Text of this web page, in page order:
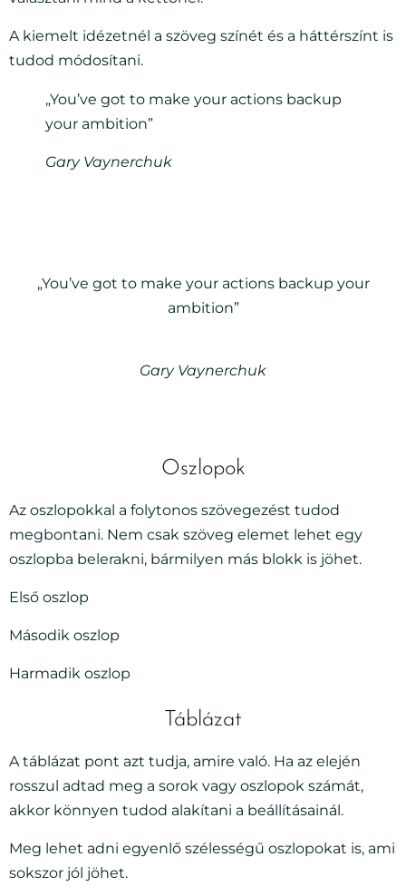
A kiemelt idézetnél a szöveg színét és a háttérszínt is
tudod módosítani.
„You’ve got to make your actions backup
your ambition”
Gary Vaynerchuk
„You’ve got to make your actions backup your
ambition”
Gary Vaynerchuk
Oszlopok
Az oszlopokkal a folytonos szövegezést tudod
megbontani. Nem csak szöveg elemet lehet egy
oszlopba belerakni, bármilyen más blokk is jöhet.
Első oszlop
Második oszlop
Harmadik oszlop
Táblázat
A táblázat pont azt tudja, amire való. Ha az elején
rosszul adtad meg a sorok vagy oszlopok számát,
akkor könnyen tudod alakítani a beállításainál.
Meg lehet adni egyenlő szélességű oszlopokat is, ami
sokszor jól jöhet.